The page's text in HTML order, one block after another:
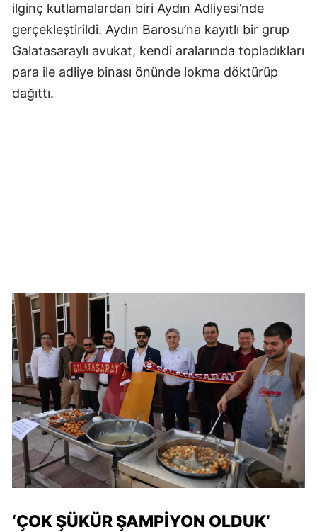
ilginç kutlamalardan biri Aydın Adliyesi’nde
gerçekleştirildi. Aydın Barosu’na kayıtlı bir grup
Galatasaraylı avukat, kendi aralarında topladıkları
para ile adliye binası önünde lokma döktürüp
dağıttı.
‘ÇOK ŞÜKÜR ŞAMPIYON OLDUK’